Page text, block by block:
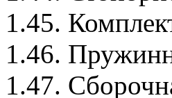
1.45.
1.46.
1.47.